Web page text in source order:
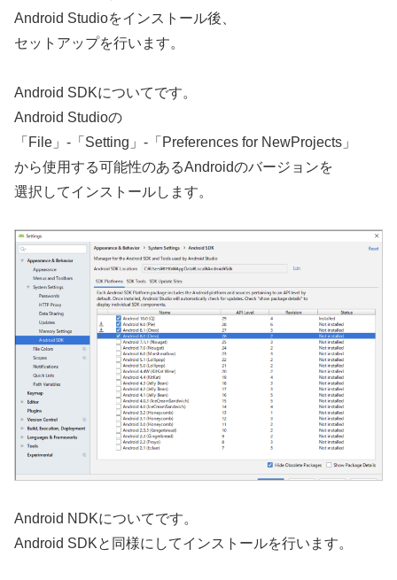
Android Studioをインストール後、
セットアップを行います。
Android SDKについてです。
Android Studioの
「File」-「Setting」-「Preferences for NewProjects」
から使用する可能性のあるAndroidのバージョンを
選択してインストールします。
Android NDKについてです。
Android SDKと同様にしてインストールを行います。